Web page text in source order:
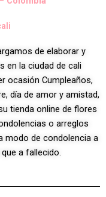
de elaborar y
en la ciudad de cali
ocasión Cumpleaños,
día de amor y amistad,
tienda online de flores
o arreglos
modo de condolencia a
a fallecido.